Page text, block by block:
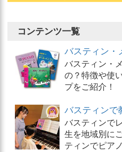
コンテンツ一覧
バスティン・
バスティン・
の？特徴や使
プをご紹介！
バスティンで
バスティンで
生を地域別に
ティンでピア